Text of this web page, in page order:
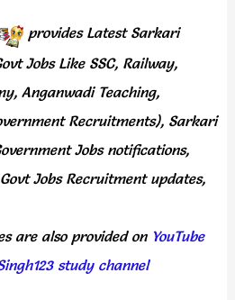
provides Latest Sarkari
Jobs Like SSC, Railway,
Anganwadi Teaching,
Recruitments), Sarkari
Jobs notifications,
Jobs Recruitment updates,
are also provided onYouTube
study channel